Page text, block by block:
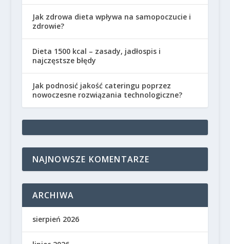
Jak zdrowa dieta wpływa na samopoczucie i
zdrowie?
Dieta 1500 kcal – zasady, jadłospis i
najczęstsze błędy
Jak podnosić jakość cateringu poprzez
nowoczesne rozwiązania technologiczne?
NAJNOWSZE KOMENTARZE
ARCHIWA
sierpień 2026